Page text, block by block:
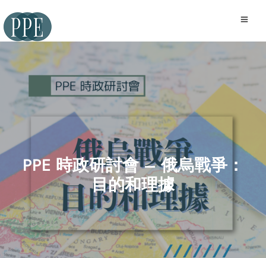
PPE 時政研討會 – 俄烏戰爭：
目的和理據